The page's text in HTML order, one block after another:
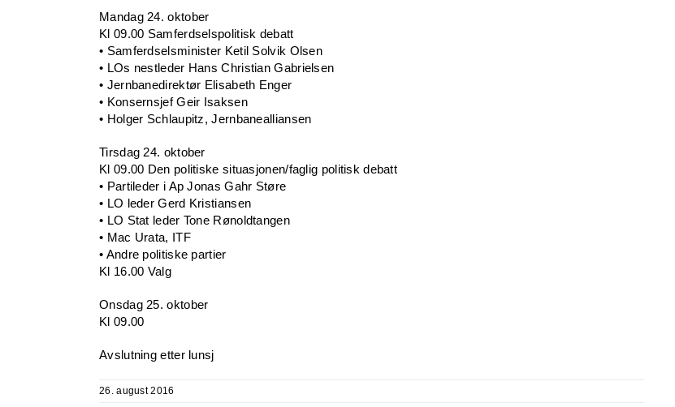
Mandag 24. oktober
Kl 09.00 Samferdselspolitisk debatt
• Samferdselsminister Ketil Solvik Olsen
• LOs nestleder Hans Christian Gabrielsen
• Jernbanedirektør Elisabeth Enger
• Konsernsjef Geir Isaksen
• Holger Schlaupitz, Jernbanealliansen
Tirsdag 24. oktober
Kl 09.00 Den politiske situasjonen/faglig politisk debatt
• Partileder i Ap Jonas Gahr Støre
• LO leder Gerd Kristiansen
• LO Stat leder Tone Rønoldtangen
• Mac Urata, ITF
• Andre politiske partier
Kl 16.00 Valg
Onsdag 25. oktober
Kl 09.00
Avslutning etter lunsj
26. august 2016